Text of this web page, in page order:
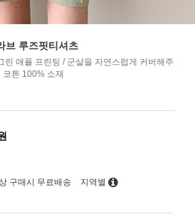
브 루즈핏티셔츠
린 애플 프린팅 / 군살을 자연스럽게 커버해주
코튼 100% 소재
구매시 무료배송 지역별